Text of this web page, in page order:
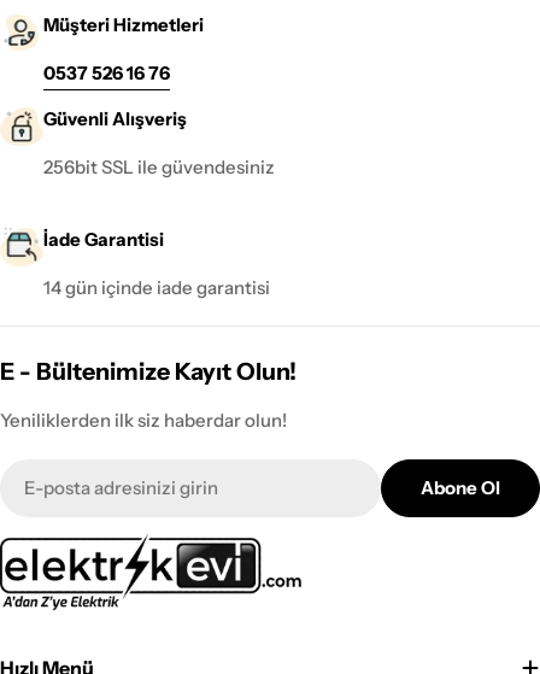
Müşteri Hizmetleri
0537 526 16 76
Güvenli Alışveriş
256bit SSL ile güvendesiniz
İade Garantisi
14 gün içinde iade garantisi
Hızlı Menü
E - Bültenimize Kayıt Olun!
Yeniliklerden ilk siz haberdar olun!
posta
Abone Ol